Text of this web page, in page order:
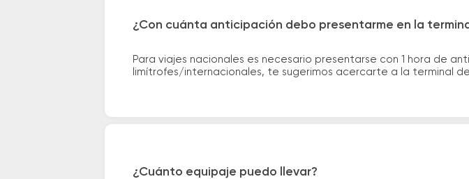
¿Con cuánta anticipación debo presentarme en la
Para viajes nacionales es necesario presentarse con 1 hora de
limítrofes/internacionales, te sugerimos acercarte a la terminal
¿Cuánto equipaje puedo llevar?